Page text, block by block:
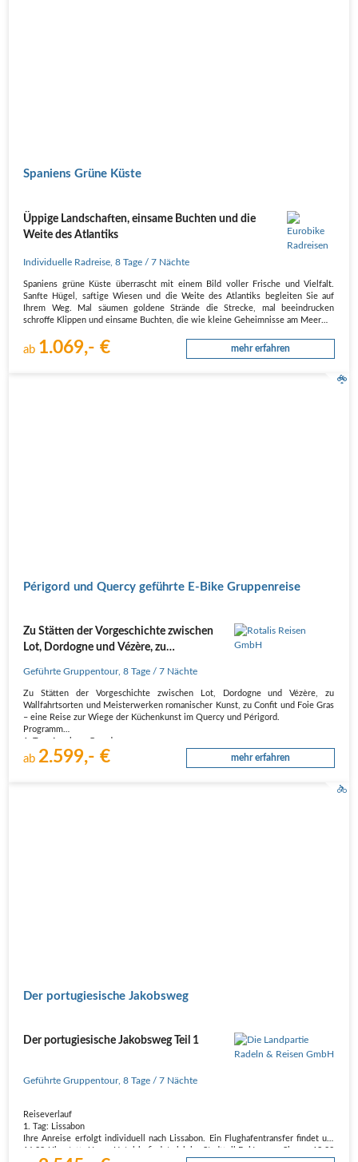
Spaniens Grüne Küste
Üppige Landschaften, einsame Buchten und die
Weite des Atlantiks
Individuelle Radreise ,8 Tage / 7 Nächte
Spaniens grüne Küste überrascht mit einem Bild voller Frische und Vielfalt.
Sanfte Hügel, saftige Wiesen und die Weite des Atlantiks begleiten Sie auf
Ihrem Weg. Mal säumen goldene Strände die Strecke, mal beeindrucken
schroffe Klippen und einsame Buchten, die wie kleine Geheimnisse am Meer…
ab 1.069,- € mehr erfahren
Périgord und Quercy geführte E-Bike Gruppenreise
Zu Stätten der Vorgeschichte zwischen
Lot, Dordogne und Vézère, zu
romanischer Kunst
Geführte Gruppentour,8 Tage / 7 Nächte
Zu Stätten der Vorgeschichte zwischen Lot, Dordogne und Vézère, zu
Wallfahrtsorten und Meisterwerken romanischer Kunst, zu Confit und Foie Gras
– eine Reise zur Wiege der Küchenkunst im Quercy und Périgord.
Programm
SAMSTAG
In Gourdon empfängt uns die familiär geführte…
ab 2.599,- € mehr erfahren
Der portugiesische Jakobsweg
Der portugiesische Jakobsweg Teil 1
Geführte Gruppentour,8 Tage / 7 Nächte
Reiseverlauf
1. Tag: Lissabon
Ihre Anreise erfolgt individuell nach Lissabon. Ein Flughafentransfer findet um